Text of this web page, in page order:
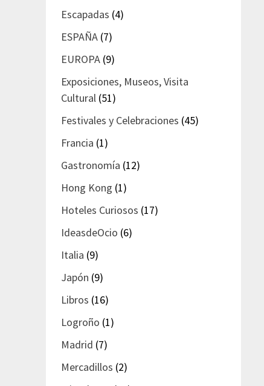
Escapadas (4)
ESPAÑA (7)
EUROPA (9)
Exposiciones, Museos, Visita
Cultural (51)
Festivales y Celebraciones (45)
Francia (1)
Gastronomía (12)
Hong Kong (1)
Hoteles Curiosos (17)
IdeasdeOcio (6)
Italia (9)
Japón (9)
Libros (16)
Logroño (1)
Madrid (7)
Mercadillos (2)